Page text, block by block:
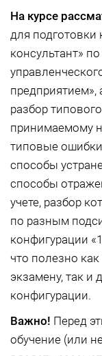
На курсе
для подготовки
консультант»
предприятием»,
разбор
принимаемому
типовые ошибки
способы
способы
учете, разбор
по разным
конфигурации
что полезно
экзамену, так и
конфигурации.
Важно! Перед
обучение (или